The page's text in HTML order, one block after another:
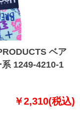
ベア
1249-4210-1
￥2,310(税込)